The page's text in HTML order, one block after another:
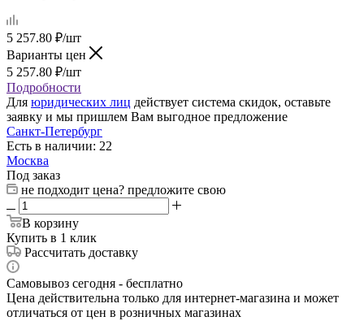
5 257.80 ₽/шт
Варианты цен
5 257.80 ₽/шт
Подробности
Для юридических лиц действует система скидок, оставьте
заявку и мы пришлем Вам выгодное предложение
Санкт-Петербург
Есть в наличии: 22
Москва
Под заказ
не подходит цена? предложите свою
В корзину
Купить в 1 клик
Рассчитать доставку
Самовывоз сегодня - бесплатно
Цена действительна только для интернет-магазина и может
отличаться от цен в розничных магазинах